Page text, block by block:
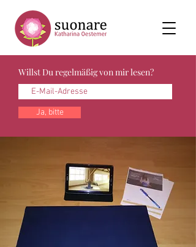
Willst Du regelmäßig von mir lesen?
Ja, bitte